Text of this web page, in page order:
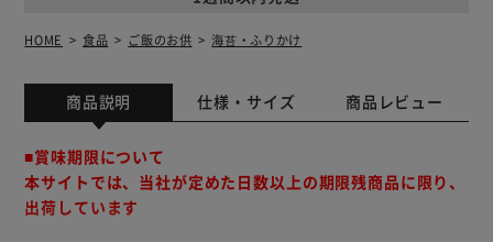
HOME 食品 ご飯のお供 海苔・ふりかけ
商品説明 仕様・サイズ 商品レビュー
■賞味期限について
本サイトでは、当社が定めた日数以上の期限残商品に限り、
出荷しています